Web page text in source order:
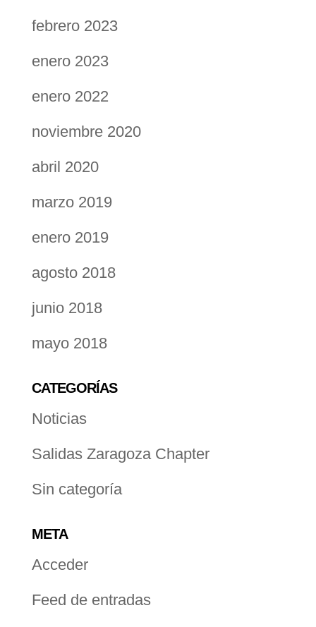
febrero 2023
enero 2023
enero 2022
noviembre 2020
abril 2020
marzo 2019
enero 2019
agosto 2018
junio 2018
mayo 2018
CATEGORÍAS
Noticias
Salidas Zaragoza Chapter
Sin categoría
META
Acceder
Feed de entradas